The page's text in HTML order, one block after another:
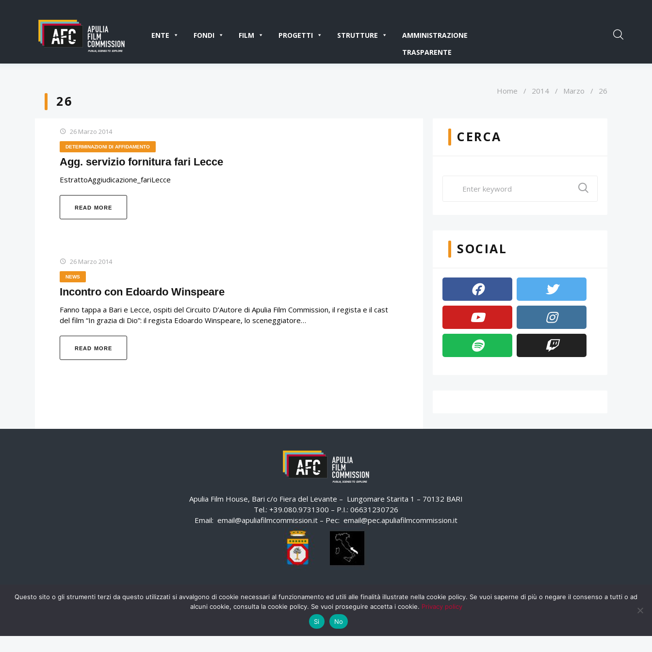
ENTE FONDI FILM PROGETTI STRUTTURE
AMMINISTRAZIONE
TRASPARENTE
26
Home / 2014 / Marzo / 26
26 Marzo 2014
DETERMINAZIONI DI AFFIDAMENTO
Agg. servizio fornitura fari Lecce
EstrattoAggiudicazione_fariLecce
READ MORE
26 Marzo 2014
NEWS
Incontro con Edoardo Winspeare
Fanno tappa a Bari e Lecce, ospiti del Circuito D’Autore di Apulia Film Commission, il regista e il cast
del film “In grazia di Dio”: il regista Edoardo Winspeare, lo sceneggiatore…
READ MORE
CERCA
SOCIAL
Apulia Film House, Bari c/o Fiera del Levante – Lungomare Starita 1 – 70132 BARI
Tel.: +39.080.9731300 – P.I.: 06631230726
Email: email@apuliafilmcommission.it – Pec: email@pec.apuliafilmcommission.it
WHISTLEBLOWING
Questo sito o gli strumenti terzi da questo utilizzati si avvalgono di cookie necessari al funzionamento ed utili alle finalità illustrate nella cookie policy. Se vuoi saperne di più o negare il consenso a tutti o ad
alcuni cookie, consulta la cookie policy. Se vuoi proseguire accetta i cookie. Privacy policy
Si
No